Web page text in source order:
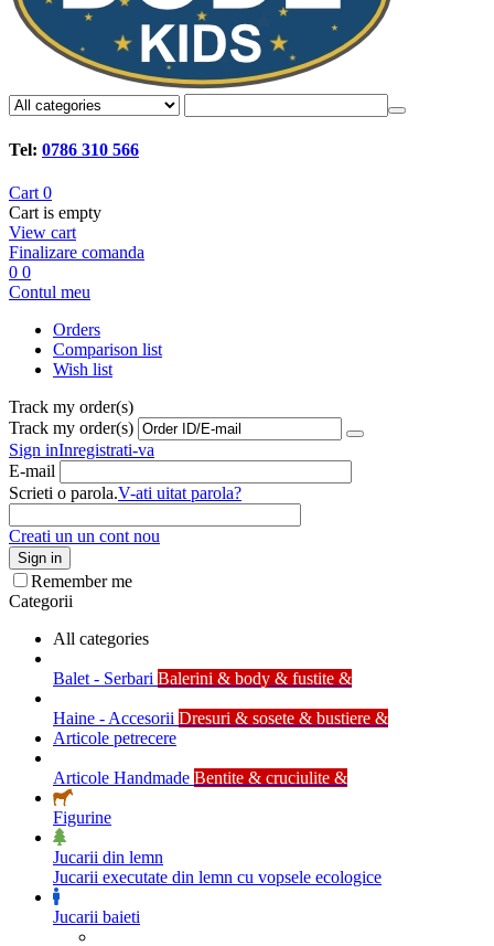
Tel: 0786 310 566
Cart 0
Cart is empty
View cart
Finalizare comanda
0 0
Contul meu
Orders
Comparison list
Wish list
Track my order(s)
Track my order(s)
Sign inInregistrati-va
E-mail
Scrieti o parola.V-ati uitat parola?
Creati un un cont nou
Sign in
Remember me
Categorii
All categories
Balet - Serbari Balerini & body & fustite &
Haine - Accesorii Dresuri & sosete & bustiere &
Articole petrecere
Articole Handmade Bentite & cruciulite &
Figurine
Jucarii din lemn
Jucarii executate din lemn cu vopsele ecologice
Jucarii baieti